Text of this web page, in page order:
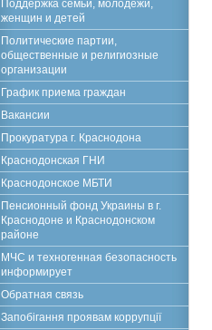
Поддержка семьи, молодежи,
женщин и детей
Политические партии,
общественные и религиозные
организации
График приема граждан
Вакансии
Прокуратура г. Краснодона
Краснодонская ГНИ
Краснодонское МБТИ
Пенсионный фонд Украины в г.
Краснодоне и Краснодонском
районе
МЧС и техногенная безопасность
информирует
Обратная связь
Запобігання проявам коррупції